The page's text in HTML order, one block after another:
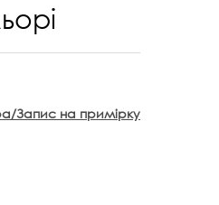
Запис на примірку